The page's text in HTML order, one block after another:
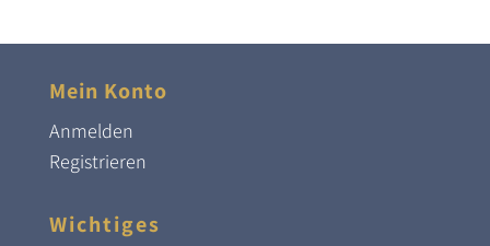
Mein Konto
Anmelden
Registrieren
Wichtiges